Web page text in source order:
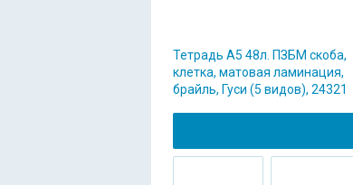
Тетрадь А5 48л. ПЗБМ скоба,
клетка, матовая ламинация,
брайль, Гуси (5 видов), 24321